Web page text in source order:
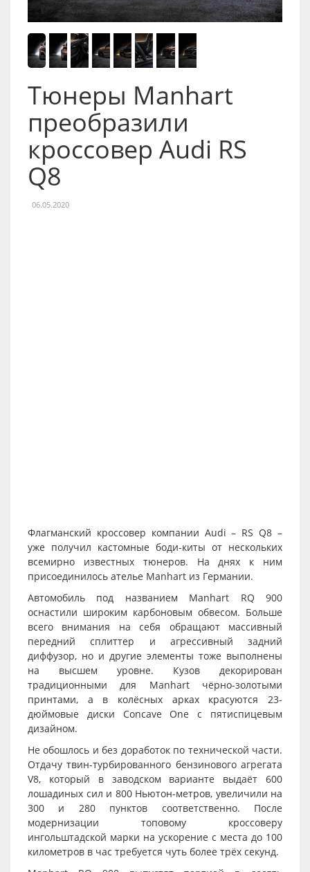
Тюнеры Manhart
преобразили
кроссовер Audi RS
Q8
06.05.2020
Флагманский кроссовер компании Audi – RS Q8 –
уже получил кастомные боди-киты от нескольких
всемирно известных тюнеров. На днях к ним
присоединилось ателье Manhart из Германии.
Автомобиль под названием Manhart RQ 900
оснастили широким карбоновым обвесом. Больше
всего внимания на себя обращают массивный
передний сплиттер и агрессивный задний
диффузор, но и другие элементы тоже выполнены
на высшем уровне. Кузов декорирован
традиционными для Manhart чёрно-золотыми
принтами, а в колёсных арках красуются 23-
дюймовые диски Concave One с пятиспицевым
дизайном.
Не обошлось и без доработок по технической части.
Отдачу твин-турбированного бензинового агрегата
V8, который в заводском варианте выдаёт 600
лошадиных сил и 800 Ньютон-метров, увеличили на
300 и 280 пунктов соответственно. После
модернизации топовому кроссоверу
ингольштадской марки на ускорение с места до 100
километров в час требуется чуть более трёх секунд.